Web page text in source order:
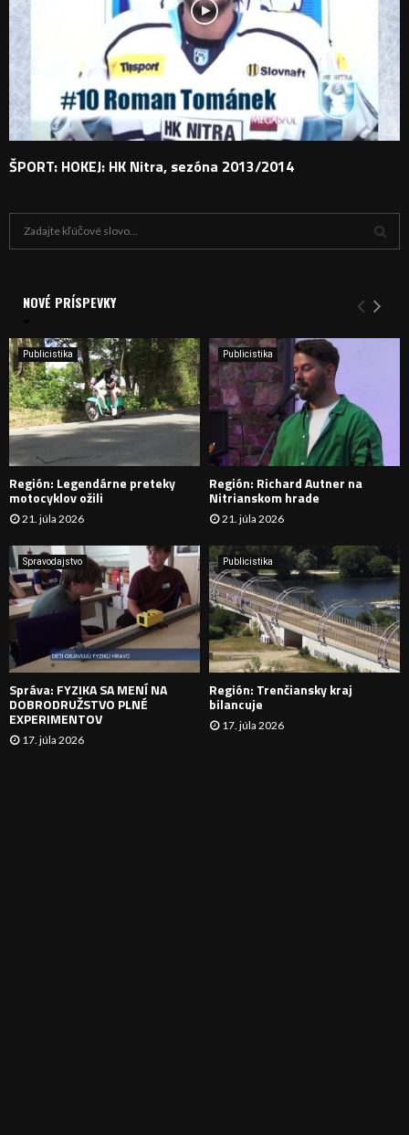
ŠPORT: HOKEJ: HK Nitra, sezóna 2013/2014
i
e
:
Y
H
D
A
N
I
E
NOVÉ PRÍSPEVKY
Publicistika
Región: Legendárne preteky
motocyklov ožili
21. júla 2026
Publicistika
Región: Richard Autner na
Nitrianskom hrade
21. júla 2026
Spravodajstvo
Správa: FYZIKA SA MENÍ NA
DOBRODRUŽSTVO PLNÉ
EXPERIMENTOV
17. júla 2026
Publicistika
Región: Trenčiansky kraj
bilancuje
17. júla 2026